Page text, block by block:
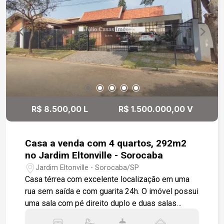
sendo um deles uma suíte, além de um banheiro
social e uma área de serviço. O amplo quintal é
ideal para o lazer e entretenimento, com uma
piscina, um salão com churrasqueira e pia de
apoio, além de um banheiro e um quarto adicional.
A lavanderia inclui um espaço para despejo. A
casa é toda em piso cerâmico e oferece uma
garagem com capacidade para dois veículos
cobertos e quatro descobertos. Não perca essa
chance de viver em um imóvel bem localizado e
R$ 8.500,00 L R$ 1.500.000,00 V
Casa a venda com 4 quartos, 292m2
no Jardim Eltonville - Sorocaba
Jardim Eltonville - Sorocaba/SP
Casa térrea com excelente localização em uma
rua sem saída e com guarita 24h. O imóvel possui
uma sala com pé direito duplo e duas salas